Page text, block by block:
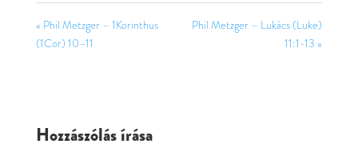
« Phil Metzger – 1Korinthus
(1Cor) 10–11
Phil Metzger – Lukács (Luke)
11:1-13 »
Hozzászólás írása